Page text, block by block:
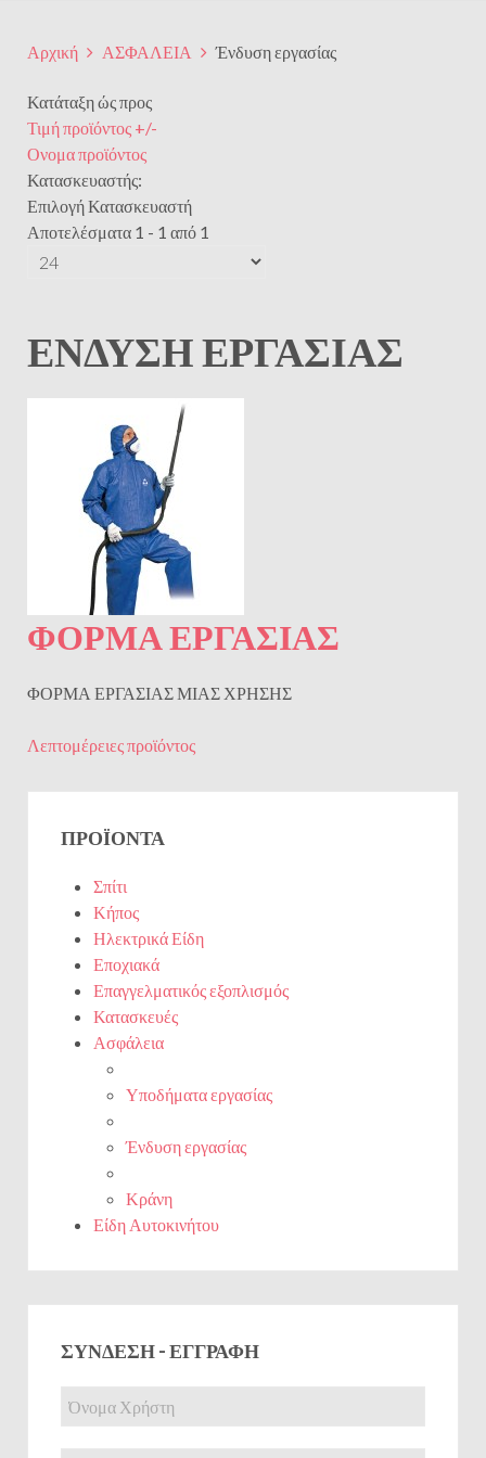
Αρχική ΑΣΦΑΛΕΙΑ Ένδυση εργασίας
Κατάταξη ώς προς
Τιμή προϊόντος +/-
Ονομα προϊόντος
Κατασκευαστής:
Επιλογή Κατασκευαστή
Αποτελέσματα 1 - 1 από 1
ΈΝΔΥΣΗ ΕΡΓΑΣΊΑΣ
ΦΟΡΜΑ ΕΡΓΑΣΙΑΣ
ΦΟΡΜΑ ΕΡΓΑΣΙΑΣ ΜΙΑΣ ΧΡΗΣΗΣ
Λεπτομέρειες προϊόντος
ΠΡΟΪΌΝΤΑ
Σπίτι
Κήπος
Ηλεκτρικά Είδη
Εποχιακά
Επαγγελματικός εξοπλισμός
Κατασκευές
Ασφάλεια
Υποδήματα εργασίας
Ένδυση εργασίας
Κράνη
Είδη Αυτοκινήτου
ΣΎΝΔΕΣΗ - ΕΓΓΡΑΦΉ